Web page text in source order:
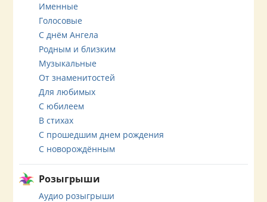
Именные
Голосовые
С днём Ангела
Родным и близким
Музыкальные
От знаменитостей
Для любимых
С юбилеем
В стихах
С прошедшим днем рождения
С новорождённым
Розыгрыши
Аудио розыгрыши